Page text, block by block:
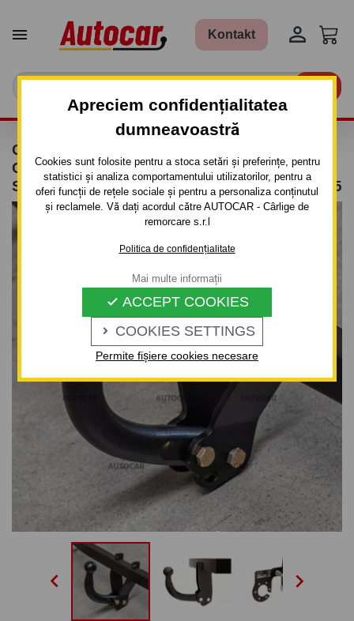
Apreciem confidențialitatea
dumneavoastră
Cookies sunt folosite pentru a stoca setări și preferințe, pentru
statistici și analiza comportamentului utilizatorilor, pentru a
oferi funcții de rețele sociale și pentru a personaliza conținutul
și reclamele. Vă dați acordul către AUTOCAR - Cârlige de
remorcare s.r.l
Politica de confidențialitate
 COOKIES SETTINGS
 ACCEPT COOKIES
Permite fișiere cookies necesare
Mai multe informații
 Kontakt 
CÂRLIG DE REMORCARE PENTRU
CHEVROLET LACETTI - COMBI - SISTEM
SEMIDEMONTABIL -CU ŞURUBURI - DIN 2005
 